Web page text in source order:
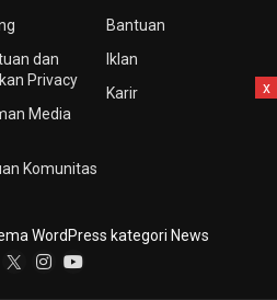
dan
Privacy
Media
Komunitas
Bantuan
Iklan
Karir
WordPress kategori News
x